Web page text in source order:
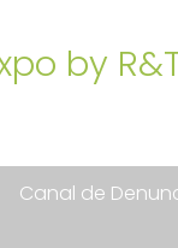
by
Canal de